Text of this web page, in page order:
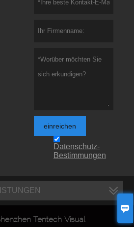

einreichen
Datenschutz-
Bestimmungen
Tentech Visual